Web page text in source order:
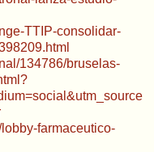
TTIP-consolidar-
134786/bruselas-
farmaceutico-